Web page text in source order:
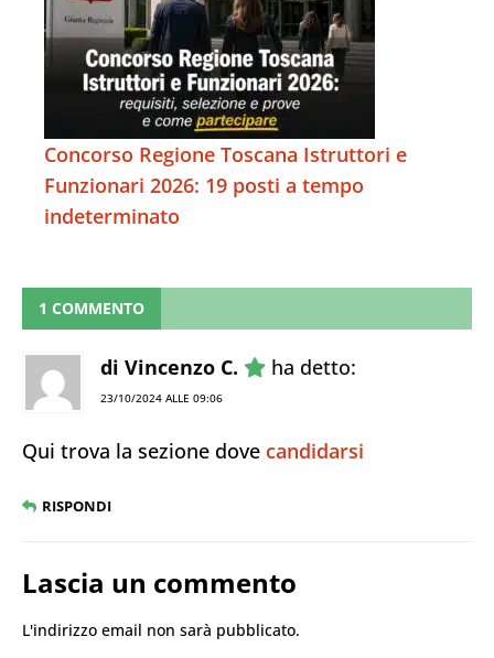
Concorso Regione Toscana Istruttori e
Funzionari 2026: 19 posti a tempo
indeterminato
1 COMMENTO
di Vincenzo C. ha detto:
23/10/2024 ALLE 09:06
Qui trova la sezione dove candidarsi
RISPONDI
Lascia un commento
L'indirizzo email non sarà pubblicato.